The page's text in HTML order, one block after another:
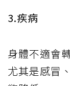
3.疾病
身體不適會
尤其是感冒